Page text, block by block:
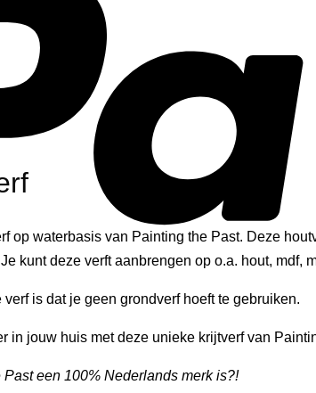
op waterbasis van Painting the Past. Deze
kunt deze verft aanbrengen op o.a. hout, mdf,
is dat je geen grondverf hoeft te gebruiken.
in jouw huis met deze unieke krijtverf van
een 100% Nederlands merk is?!